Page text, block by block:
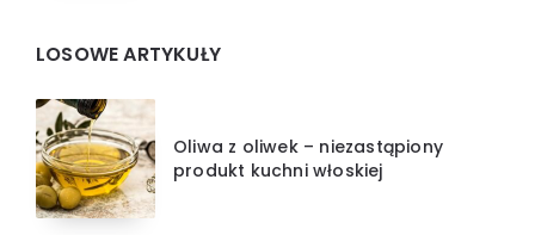
LOSOWE ARTYKUŁY
Oliwa z oliwek – niezastąpiony
produkt kuchni włoskiej